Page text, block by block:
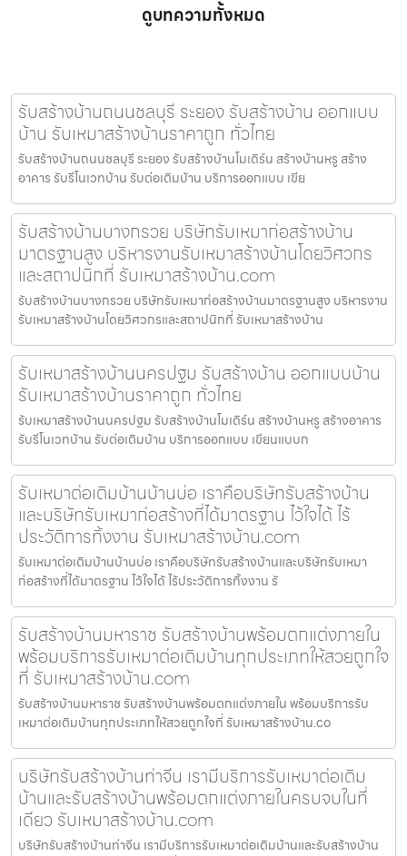
ดูบทความทั้งหมด
รับสร้างบ้านถนนชลบุรี ระยอง รับสร้างบ้าน ออกแบบ
บ้าน รับเหมาสร้างบ้านราคาถูก ทั่วไทย
รับสร้างบ้านถนนชลบุรี ระยอง รับสร้างบ้านโมเดิร์น สร้างบ้านหรู สร้าง
อาคาร รับรีโนเวทบ้าน รับต่อเติมบ้าน บริการออกแบบ เขีย
รับสร้างบ้านบางกรวย บริษัทรับเหมาก่อสร้างบ้าน
มาตรฐานสูง บริหารงานรับเหมาสร้างบ้านโดยวิศวกร
และสถาปนิกที่ รับเหมาสร้างบ้าน.com
รับสร้างบ้านบางกรวย บริษัทรับเหมาก่อสร้างบ้านมาตรฐานสูง บริหารงาน
รับเหมาสร้างบ้านโดยวิศวกรและสถาปนิกที่ รับเหมาสร้างบ้าน
รับเหมาสร้างบ้านนครปฐม รับสร้างบ้าน ออกแบบบ้าน
รับเหมาสร้างบ้านราคาถูก ทั่วไทย
รับเหมาสร้างบ้านนครปฐม รับสร้างบ้านโมเดิร์น สร้างบ้านหรู สร้างอาคาร
รับรีโนเวทบ้าน รับต่อเติมบ้าน บริการออกแบบ เขียนแบบก
รับเหมาต่อเติมบ้านบ้านบ่อ เราคือบริษัทรับสร้างบ้าน
และบริษัทรับเหมาก่อสร้างที่ได้มาตรฐาน ไว้ใจได้ ไร้
ประวัติการทิ้งงาน รับเหมาสร้างบ้าน.com
รับเหมาต่อเติมบ้านบ้านบ่อ เราคือบริษัทรับสร้างบ้านและบริษัทรับเหมา
ก่อสร้างที่ได้มาตรฐาน ไว้ใจได้ ไร้ประวัติการทิ้งงาน รั
รับสร้างบ้านมหาราช รับสร้างบ้านพร้อมตกแต่งภายใน
พร้อมบริการรับเหมาต่อเติมบ้านทุกประเภทให้สวยถูกใจ
ที่ รับเหมาสร้างบ้าน.com
รับสร้างบ้านมหาราช รับสร้างบ้านพร้อมตกแต่งภายใน พร้อมบริการรับ
เหมาต่อเติมบ้านทุกประเภทให้สวยถูกใจที่ รับเหมาสร้างบ้าน.co
บริษัทรับสร้างบ้านท่าจีน เรามีบริการรับเหมาต่อเติม
บ้านและรับสร้างบ้านพร้อมตกแต่งภายในครบจบในที่
เดียว รับเหมาสร้างบ้าน.com
บริษัทรับสร้างบ้านท่าจีน เรามีบริการรับเหมาต่อเติมบ้านและรับสร้างบ้าน